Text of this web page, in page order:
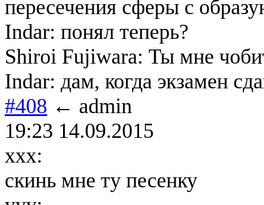
пересечения сферы с
Indar: понял теперь?
Shiroi Fujiwara: Ты мне
Indar: дам, когда экзамен
#408 ← admin
19:23 14.09.2015
xxx:
скинь мне ту песенку